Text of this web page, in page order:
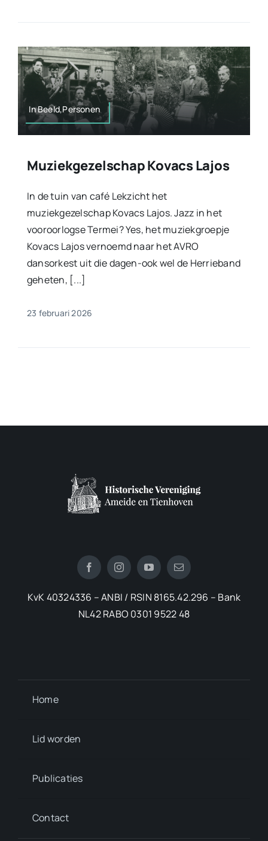
In Beeld,Personen
Muziekgezelschap Kovacs Lajos
In de tuin van café Lekzicht het
muziekgezelschap Kovacs Lajos. Jazz in het
vooroorlogse Termei? Yes, het muziekgroepje
Kovacs Lajos vernoemd naar het AVRO
dansorkest uit die dagen-ook wel de Herrieband
geheten, [...]
23 februari 2026
KvK 40324336 – ANBI / RSIN 8165.42.296 – Bank
NL42 RABO 0301 9522 48
Home
Lid worden
Publicaties
Contact